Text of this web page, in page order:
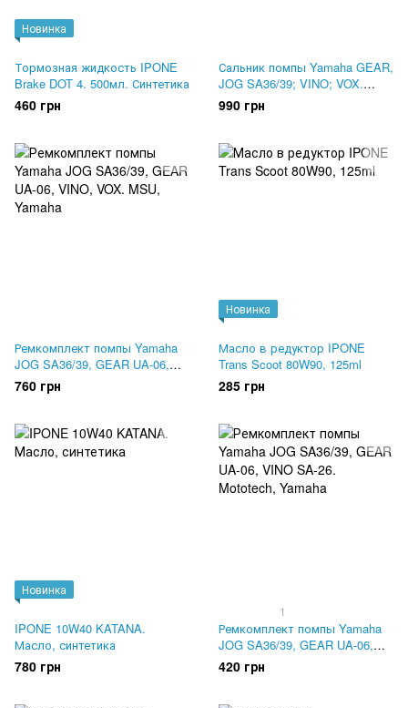
Новинка
Тормозная жидкость IPONE
Brake DOT 4. 500мл. Синтетика
460 грн
Сальник помпы Yamaha GEAR,
JOG SA36/39; VINO; VOX.
Оригинал 93103-10011
990 грн
Ремкомплект помпы Yamaha
JOG SA36/39, GEAR UA-06,
VINO, VOX. MSU
760 грн
Новинка
Масло в редуктор IPONE
Trans Scoot 80W90, 125ml
285 грн
Новинка
IPONE 10W40 KATANA.
Масло, синтетика
780 грн
1
Ремкомплект помпы Yamaha
JOG SA36/39, GEAR UA-06,
VINO SA-26. Mototech
420 грн